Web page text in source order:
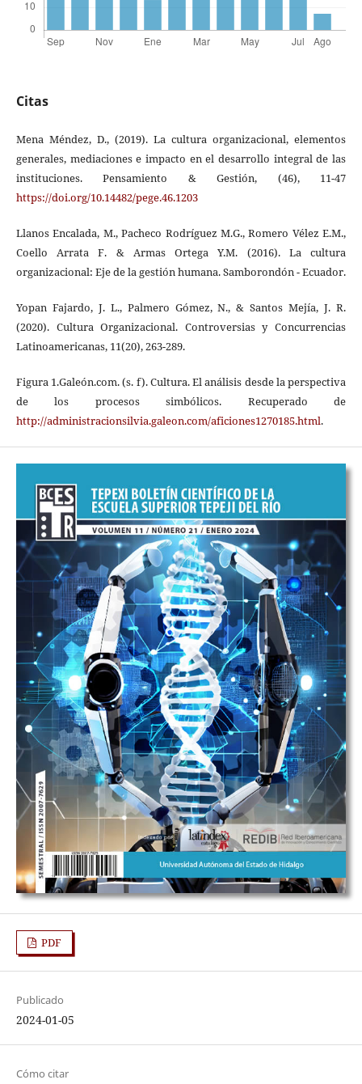
Citas
Mena Méndez, D., (2019). La cultura organizacional, elementos
generales, mediaciones e impacto en el desarrollo integral de las
instituciones. Pensamiento & Gestión, (46), 11-47
https://doi.org/10.14482/pege.46.1203
Llanos Encalada, M., Pacheco Rodríguez M.G., Romero Vélez E.M.,
Coello Arrata F. & Armas Ortega Y.M. (2016). La cultura
organizacional: Eje de la gestión humana. Samborondón - Ecuador.
Yopan Fajardo, J. L., Palmero Gómez, N., & Santos Mejía, J. R.
(2020). Cultura Organizacional. Controversias y Concurrencias
Latinoamericanas, 11(20), 263-289.
Figura 1.Galeón.com. (s. f). Cultura. El análisis desde la perspectiva
de los procesos simbólicos. Recuperado de
http://administracionsilvia.galeon.com/aficiones1270185.html.
PDF
Publicado
2024-01-05
Cómo citar